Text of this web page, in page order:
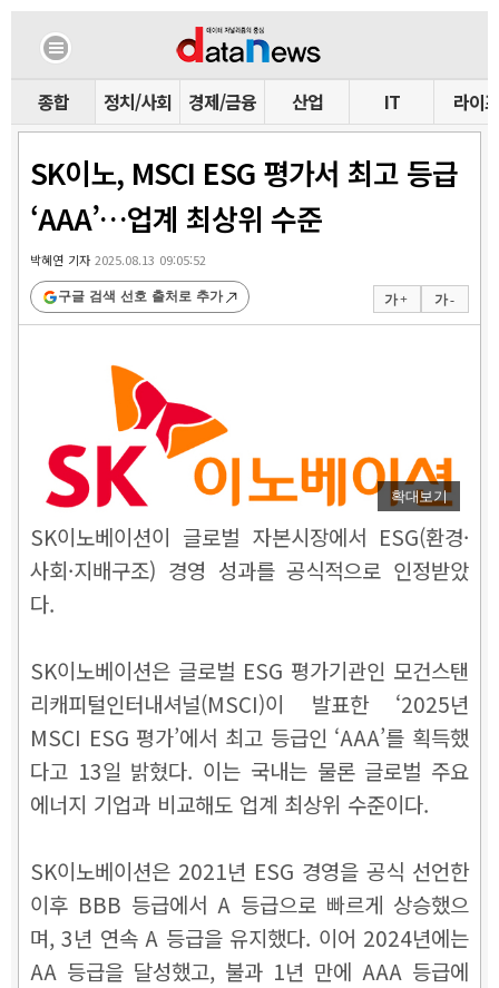
종합 정치/사회 경제/금융 산업 IT 라이프
SK이노, MSCI ESG 평가서 최고 등급
‘AAA’…업계 최상위 수준
박혜연 기자2025.08.13 09:05:52
가 + 가 -
구글 검색 선호 출처로 추가
확대보기
SK이노베이션이 글로벌 자본시장에서 ESG(환경·
사회·지배구조) 경영 성과를 공식적으로 인정받았
다.
SK이노베이션은 글로벌 ESG 평가기관인 모건스탠
리캐피털인터내셔널(MSCI)이 발표한 ‘2025년
MSCI ESG 평가’에서 최고 등급인 ‘AAA’를 획득했
다고 13일 밝혔다. 이는 국내는 물론 글로벌 주요
에너지 기업과 비교해도 업계 최상위 수준이다.
SK이노베이션은 2021년 ESG 경영을 공식 선언한
이후 BBB 등급에서 A 등급으로 빠르게 상승했으
며, 3년 연속 A 등급을 유지했다. 이어 2024년에는
AA 등급을 달성했고, 불과 1년 만에 AAA 등급에